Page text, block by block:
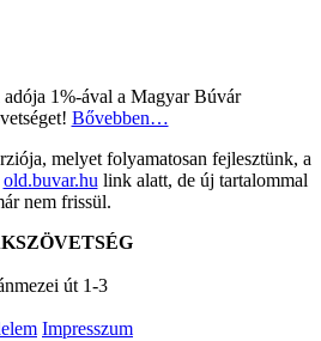
adója 1%-ával a Magyar Búvár
Bővebben…
melyet folyamatosan fejlesztünk, a
old.buvar.hu link alatt, de új tartalommal
nem frissül.
út 1-3
Impresszum